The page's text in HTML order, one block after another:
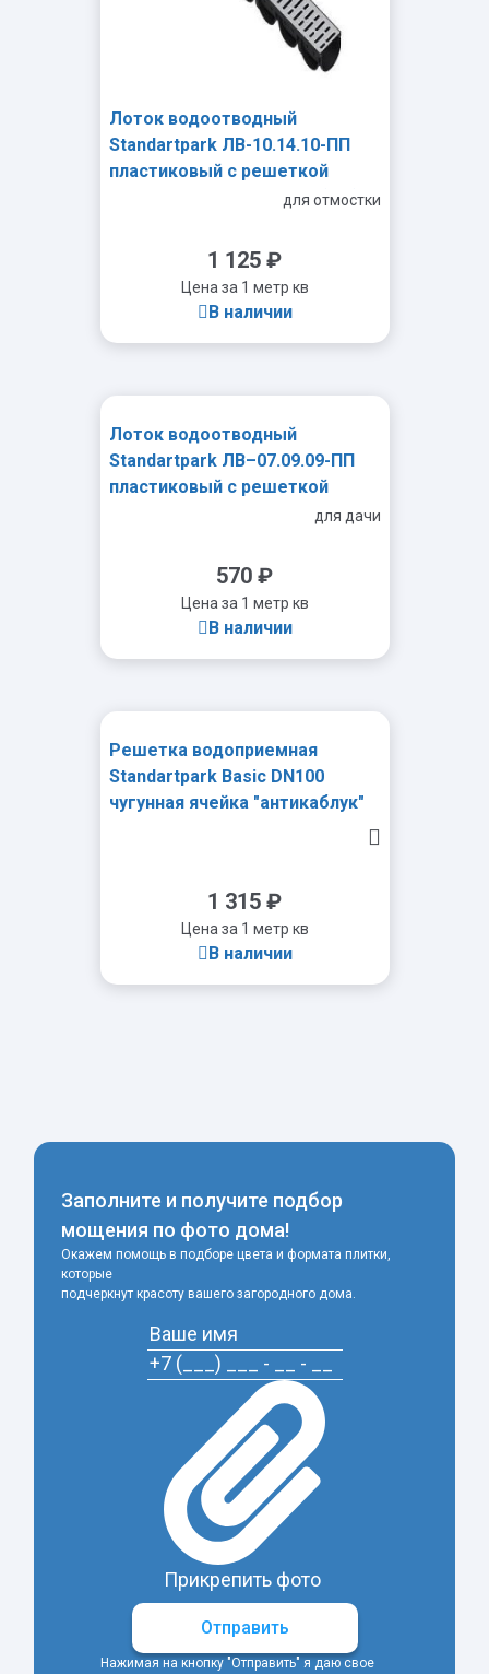
Лоток водоотводный
Standartpark ЛВ-10.14.10-ПП
пластиковый с решеткой
стальной оцинкованной (к-т)
для отмостки
1 125 ₽
Цена за 1 метр кв
В наличии
-
Лоток водоотводный
Standartpark ЛВ–07.09.09-ПП
пластиковый с решеткой
ячеистой пластиковой кл. Адля дачи
570 ₽
Цена за 1 метр кв
В наличии
- +
Решетка водоприемная
Standartpark Basic DN100
чугунная ячейка "антикаблук"
1 315 ₽
Цена за 1 метр кв
В наличии
Заполните и получите подбор
мощения по фото дома!
Окажем помощь в подборе цвета и формата плитки,
которые
подчеркнут красоту вашего загородного дома.
Прикрепить фото
Отправить
Нажимая на кнопку "Отправить" я даю свое